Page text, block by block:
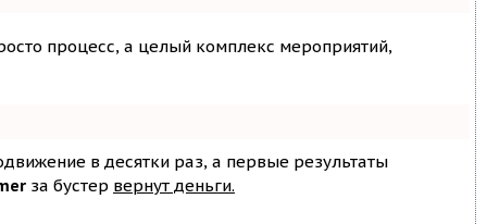
процесс, а целый комплекс мероприятий,
в десятки раз, а первые результаты
за бустер вернут деньги.